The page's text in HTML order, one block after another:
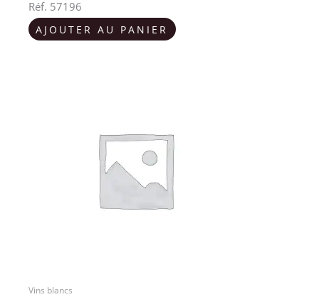
Réf. 57196
AJOUTER AU PANIER
Vins blancs